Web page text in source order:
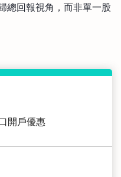
總回報視角，而非單一股
開戶優惠